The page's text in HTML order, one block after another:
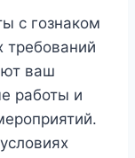
с гознаком
требований
ваш
работы и